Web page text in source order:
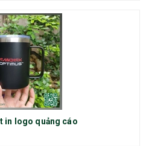
in logo quảng cáo